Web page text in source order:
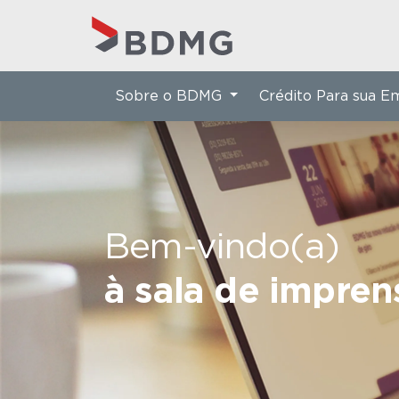
Bem-vindo(a)
à sala de
Sobre o BDMG Crédito Para sua